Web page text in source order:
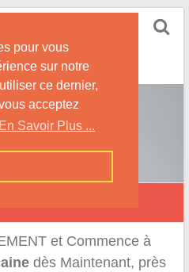
pour vous
sur notre
ce dernier,
acceptez
En Savoir Plus ...
d'une Belle
et Commence à
dès Maintenant, près